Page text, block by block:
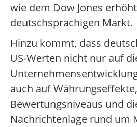
wie dem Dow Jones
deutschsprachigen Markt.
Hinzu kommt, dass
US-Werten nicht nur auf
auch auf Währungseffekte,
Bewertungsniveaus und
Nachrichtenlage rund um